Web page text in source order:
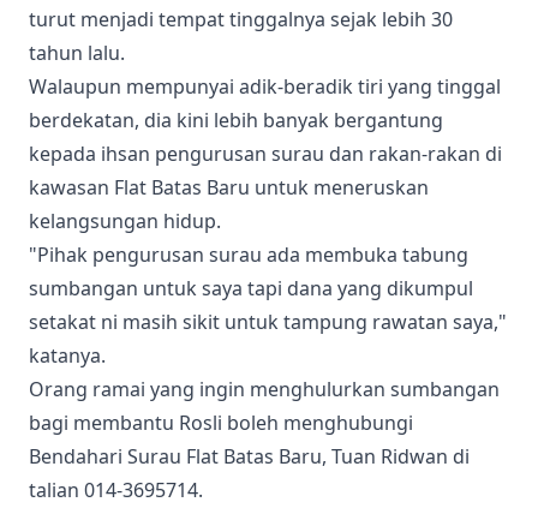
turut menjadi tempat tinggalnya sejak lebih 30
tahun lalu.
​Walaupun mempunyai adik-beradik tiri yang tinggal
berdekatan, dia kini lebih banyak bergantung
kepada ihsan pengurusan surau dan rakan-rakan di
kawasan Flat Batas Baru untuk meneruskan
kelangsungan hidup.
"​Pihak pengurusan surau ada membuka tabung
sumbangan untuk saya tapi dana yang dikumpul
setakat ni masih sikit untuk tampung rawatan saya,"
katanya.
​Orang ramai yang ingin menghulurkan sumbangan
bagi membantu Rosli boleh menghubungi
Bendahari Surau Flat Batas Baru, Tuan Ridwan di
talian 014-3695714.